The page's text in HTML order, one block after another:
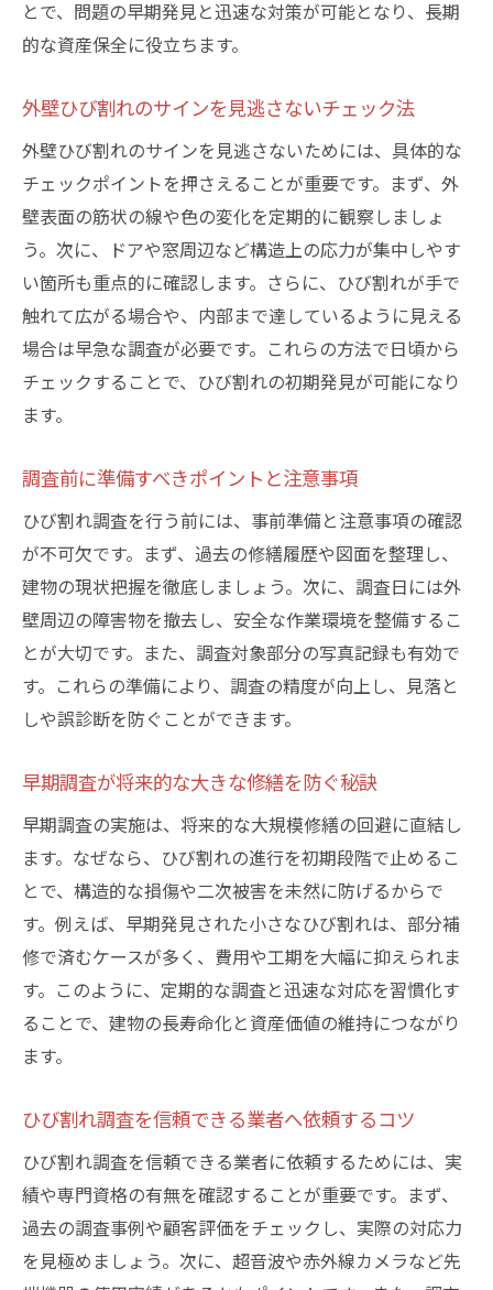
とで、問題の早期発見と迅速な対策が可能となり、長期
的な資産保全に役立ちます。
外壁ひび割れのサインを見逃さないチェック法
外壁ひび割れのサインを見逃さないためには、具体的な
チェックポイントを押さえることが重要です。まず、外
壁表面の筋状の線や色の変化を定期的に観察しましょ
う。次に、ドアや窓周辺など構造上の応力が集中しやす
い箇所も重点的に確認します。さらに、ひび割れが手で
触れて広がる場合や、内部まで達しているように見える
場合は早急な調査が必要です。これらの方法で日頃から
チェックすることで、ひび割れの初期発見が可能になり
ます。
調査前に準備すべきポイントと注意事項
ひび割れ調査を行う前には、事前準備と注意事項の確認
が不可欠です。まず、過去の修繕履歴や図面を整理し、
建物の現状把握を徹底しましょう。次に、調査日には外
壁周辺の障害物を撤去し、安全な作業環境を整備するこ
とが大切です。また、調査対象部分の写真記録も有効で
す。これらの準備により、調査の精度が向上し、見落と
しや誤診断を防ぐことができます。
早期調査が将来的な大きな修繕を防ぐ秘訣
早期調査の実施は、将来的な大規模修繕の回避に直結し
ます。なぜなら、ひび割れの進行を初期段階で止めるこ
とで、構造的な損傷や二次被害を未然に防げるからで
す。例えば、早期発見された小さなひび割れは、部分補
修で済むケースが多く、費用や工期を大幅に抑えられま
す。このように、定期的な調査と迅速な対応を習慣化す
ることで、建物の長寿命化と資産価値の維持につながり
ます。
ひび割れ調査を信頼できる業者へ依頼するコツ
ひび割れ調査を信頼できる業者に依頼するためには、実
績や専門資格の有無を確認することが重要です。まず、
過去の調査事例や顧客評価をチェックし、実際の対応力
を見極めましょう。次に、超音波や赤外線カメラなど先